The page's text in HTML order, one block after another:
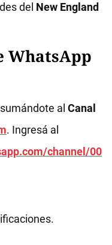
del New England
WhatsApp
al Canal
. Ingresá al
channel/00